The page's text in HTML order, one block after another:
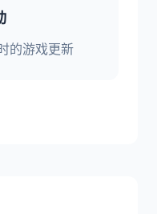
的游戏更新